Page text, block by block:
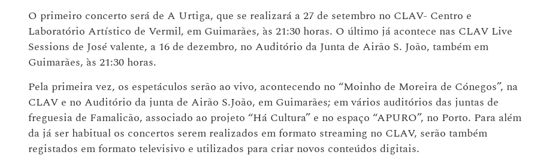
O primeiro concerto será de A Urtiga, que se realizará a 27 de setembro no CLAV- Centro e
Laboratório Artístico de Vermil, em Guimarães, às 21:30 horas. O último já acontece nas CLAV Live
Sessions de José valente, a 16 de dezembro, no Auditório da Junta de Airão S. João, também em
Guimarães, às 21:30 horas.
Pela primeira vez, os espetáculos serão ao vivo, acontecendo no “Moinho de Moreira de Cónegos”, na
CLAV e no Auditório da junta de Airão S.João, em Guimarães; em vários auditórios das juntas de
freguesia de Famalicão, associado ao projeto “Há Cultura” e no espaço “APURO”, no Porto. Para além
da já ser habitual os concertos serem realizados em formato streaming no CLAV, serão também
registados em formato televisivo e utilizados para criar novos conteúdos digitais.